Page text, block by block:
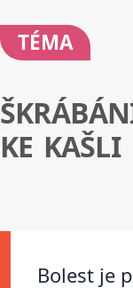
TÉMA
KE KAŠLI
Bolest je